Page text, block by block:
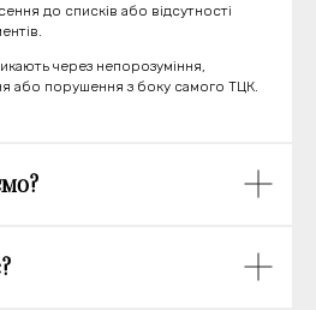
до списків або відсутності
через непорозуміння,
або порушення з боку самого ТЦК.